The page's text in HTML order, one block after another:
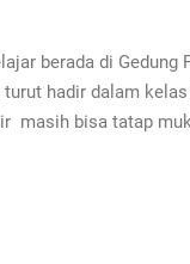
berada di
hadir dalam
masih bisa tatap